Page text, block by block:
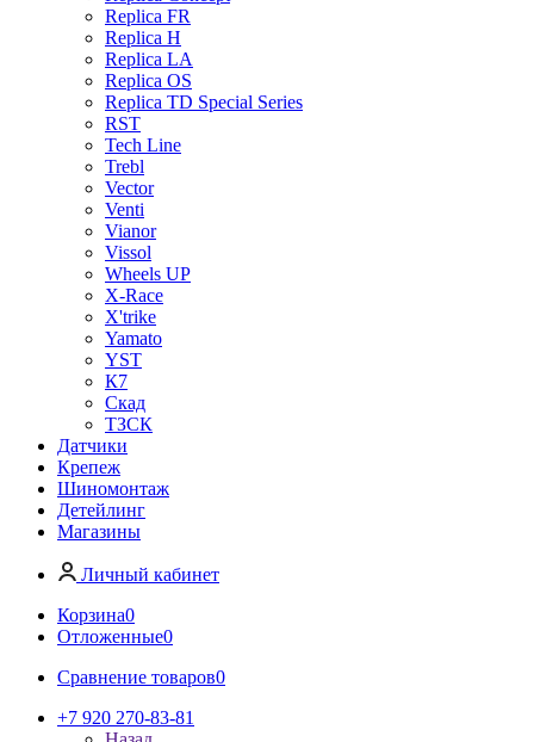
Replica FR
Replica H
Replica LA
Replica OS
Replica TD Special Series
RST
Tech Line
Trebl
Vector
Venti
Vianor
Vissol
Wheels UP
X-Race
X'trike
Yamato
YST
К7
Скад
ТЗСК
Датчики
Крепеж
Шиномонтаж
Детейлинг
Магазины
Личный кабинет
Корзина0
Отложенные0
Сравнение товаров0
+7 920 270-83-81